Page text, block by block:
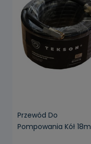
Przewód Do
Pompowania Kół 18m